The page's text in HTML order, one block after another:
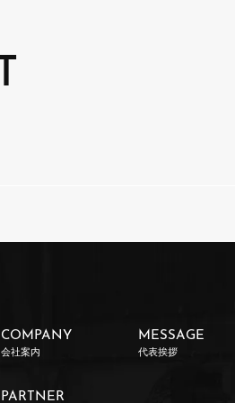
T
COMPANY
会社案内
MESSAGE
代表挨拶
PARTNER